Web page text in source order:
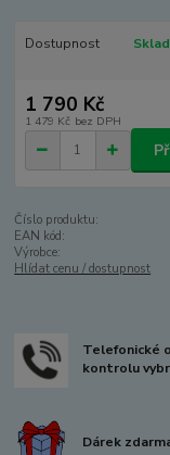
Dostupnost
1 790 Kč
1 479 Kč bez DPH
Číslo produktu:
EAN kód:
Výrobce:
Hlídat cenu / dostupnost
Telefonické
kontrolu
Dárek